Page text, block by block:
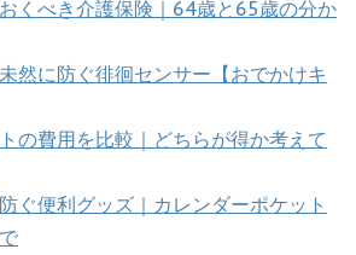
くべき介護保険｜64歳と65歳の分か
然に防ぐ徘徊センサー【おでかけキ
の費用を比較｜どちらが得か考えて
ぐ便利グッズ｜カレンダーポケット